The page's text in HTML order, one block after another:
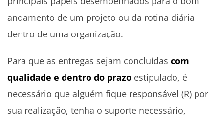
andamento de um projeto ou da rotina diária
dentro de uma organização.
Para que as entregas sejam concluídas com
qualidade e dentro do prazo estipulado, é
necessário que alguém fique responsável (R) por
sua realização, tenha o suporte necessário,